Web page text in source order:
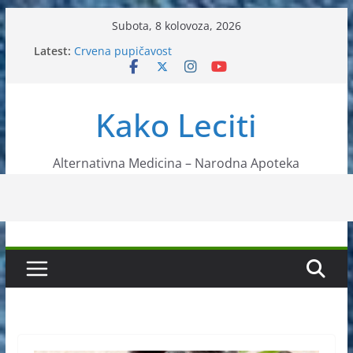
to
Subota, 8 kolovoza, 2026
Latest: Crvena pupičavost
Čir na želucu – Liječenje prirodnim metodama
Liječenje bubrežnog kamenca uz pomoć čaja
Kako Leciti
Alternativna Medicina – Narodna Apoteka